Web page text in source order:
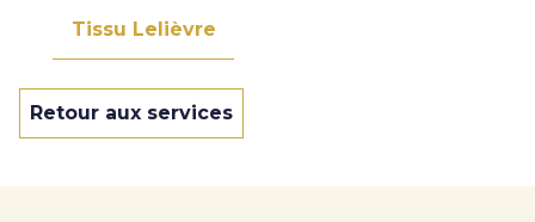
Tissu Lelièvre
Retour aux services